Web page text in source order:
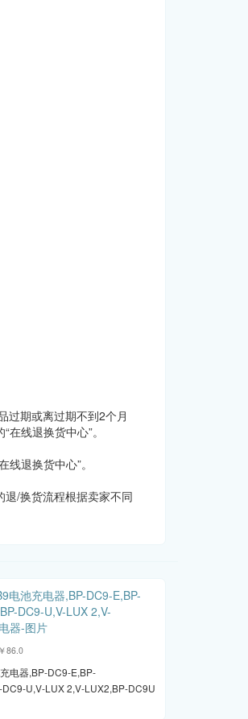
过期或离过期不到2个月
线退换货中心”。
退换货中心”。
/换货流程根据卖家不同
￥86.0
电器,BP-DC9-E,BP-
U,V-LUX 2,V-LUX2,BP-DC9U